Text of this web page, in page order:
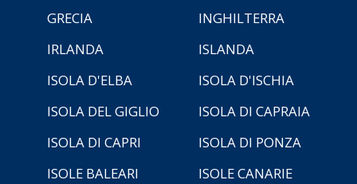
GRECIA
INGHILTERRA
IRLANDA
ISLANDA
ISOLA D'ELBA
ISOLA D'ISCHIA
ISOLA DEL GIGLIO
ISOLA DI CAPRAIA
ISOLA DI CAPRI
ISOLA DI PONZA
ISOLE BALEARI
ISOLE CANARIE